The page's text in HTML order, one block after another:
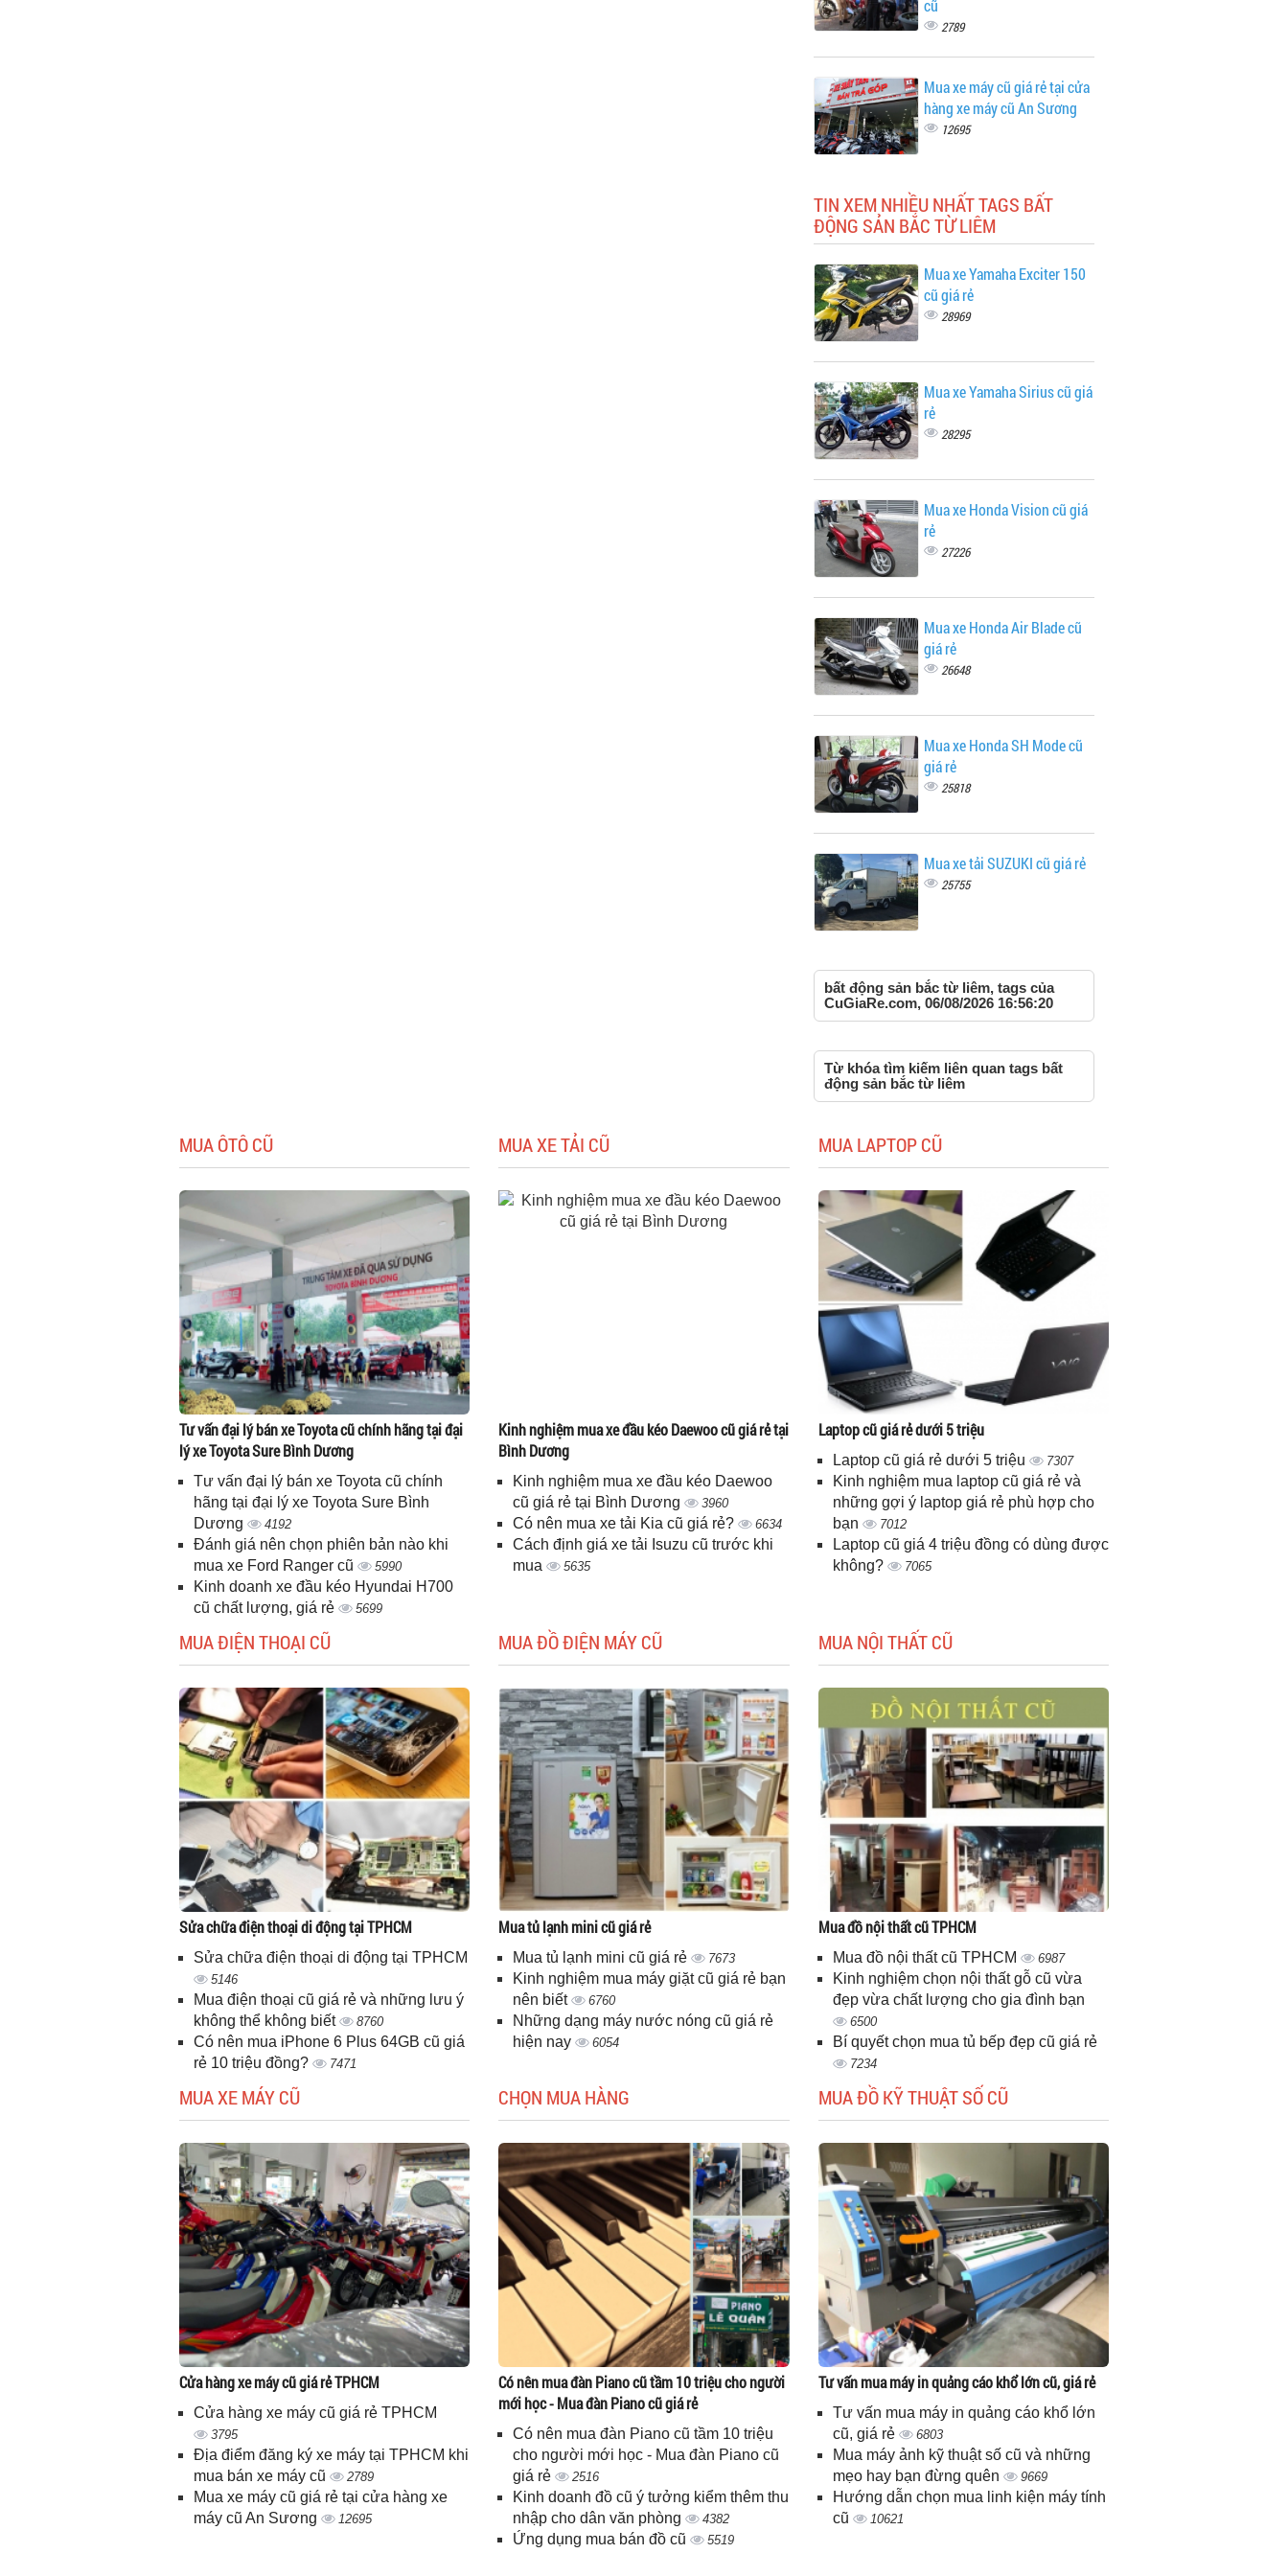
cũ
2789
Mua xe máy cũ giá rẻ tại cửa
hàng xe máy cũ An Sương
12695
TIN XEM NHIỀU NHẤT TAGS BẤT
ĐỘNG SẢN BẮC TỪ LIÊM
Mua xe Yamaha Exciter 150
cũ giá rẻ
28969
Mua xe Yamaha Sirius cũ giá
rẻ
28295
Mua xe Honda Vision cũ giá
rẻ
27226
Mua xe Honda Air Blade cũ
giá rẻ
26648
Mua xe Honda SH Mode cũ
giá rẻ
25818
Mua xe tải SUZUKI cũ giá rẻ
25755
bất động sản bắc từ liêm, tags của
CuGiaRe.com, 06/08/2026 16:56:20
Từ khóa tìm kiếm liên quan tags bất
động sản bắc từ liêm
MUA ÔTÔ CŨ
Tư vấn đại lý bán xe Toyota cũ chính hãng tại đại
lý xe Toyota Sure Bình Dương
Tư vấn đại lý bán xe Toyota cũ chính
hãng tại đại lý xe Toyota Sure Bình
Dương
4192
Đánh giá nên chọn phiên bản nào khi
mua xe Ford Ranger cũ
5990
Kinh doanh xe đầu kéo Hyundai H700
cũ chất lượng, giá rẻ
5699
MUA XE TẢI CŨ
Kinh nghiệm mua xe đầu kéo Daewoo cũ giá rẻ tại
Bình Dương
Kinh nghiệm mua xe đầu kéo Daewoo
cũ giá rẻ tại Bình Dương
3960
Có nên mua xe tải Kia cũ giá rẻ? 6634
Cách định giá xe tải Isuzu cũ trước khi
mua
5635
MUA LAPTOP CŨ
Laptop cũ giá rẻ dưới 5 triệu
Laptop cũ giá rẻ dưới 5 triệu 7307
Kinh nghiệm mua laptop cũ giá rẻ và
những gợi ý laptop giá rẻ phù hợp cho
bạn
7012
Laptop cũ giá 4 triệu đồng có dùng được
không?
7065
MUA ĐIỆN THOẠI CŨ
Sửa chữa điện thoại di động tại TPHCM
Sửa chữa điện thoại di động tại TPHCM
5146
Mua điện thoại cũ giá rẻ và những lưu ý
không thể không biết
8760
Có nên mua iPhone 6 Plus 64GB cũ giá
rẻ 10 triệu đồng?
7471
MUA ĐỒ ĐIỆN MÁY CŨ
Mua tủ lạnh mini cũ giá rẻ
Mua tủ lạnh mini cũ giá rẻ 7673
Kinh nghiệm mua máy giặt cũ giá rẻ bạn
nên biết
6760
Những dạng máy nước nóng cũ giá rẻ
hiện nay
6054
MUA NỘI THẤT CŨ
Mua đồ nội thất cũ TPHCM
Mua đồ nội thất cũ TPHCM 6987
Kinh nghiệm chọn nội thất gỗ cũ vừa
đẹp vừa chất lượng cho gia đình bạn
6500
Bí quyết chọn mua tủ bếp đẹp cũ giá rẻ
7234
MUA XE MÁY CŨ
Cửa hàng xe máy cũ giá rẻ TPHCM
Cửa hàng xe máy cũ giá rẻ TPHCM
3795
Địa điểm đăng ký xe máy tại TPHCM khi
mua bán xe máy cũ
2789
Mua xe máy cũ giá rẻ tại cửa hàng xe
máy cũ An Sương
12695
CHỌN MUA HÀNG
Có nên mua đàn Piano cũ tầm 10 triệu cho người
mới học - Mua đàn Piano cũ giá rẻ
Có nên mua đàn Piano cũ tầm 10 triệu
cho người mới học - Mua đàn Piano cũ
giá rẻ
2516
Kinh doanh đồ cũ ý tưởng kiểm thêm thu
nhập cho dân văn phòng
4382
Ứng dụng mua bán đồ cũ 5519
MUA ĐỒ KỸ THUẬT SỐ CŨ
Tư vấn mua máy in quảng cáo khổ lớn cũ, giá rẻ
Tư vấn mua máy in quảng cáo khổ lớn
cũ, giá rẻ
6803
Mua máy ảnh kỹ thuật số cũ và những
mẹo hay bạn đừng quên
9669
Hướng dẫn chọn mua linh kiện máy tính
cũ
10621